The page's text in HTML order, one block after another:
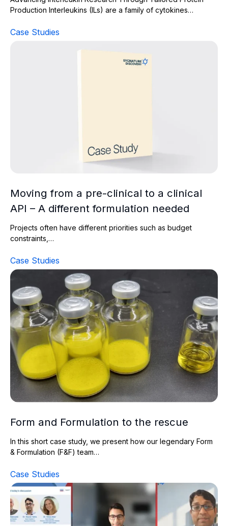
Production Interleukins (ILs) are a family of cytokines…
Case Studies
Moving from a pre-clinical to a clinical
API – A different formulation needed
Projects often have different priorities such as budget
constraints,…
Case Studies
Form and Formulation to the rescue
Form and Formulation to the rescue
In this short case study, we present how our legendary Form
& Formulation (F&F) team…
Case Studies
AI Meets Expertise: A hybrid Workflow For Modern